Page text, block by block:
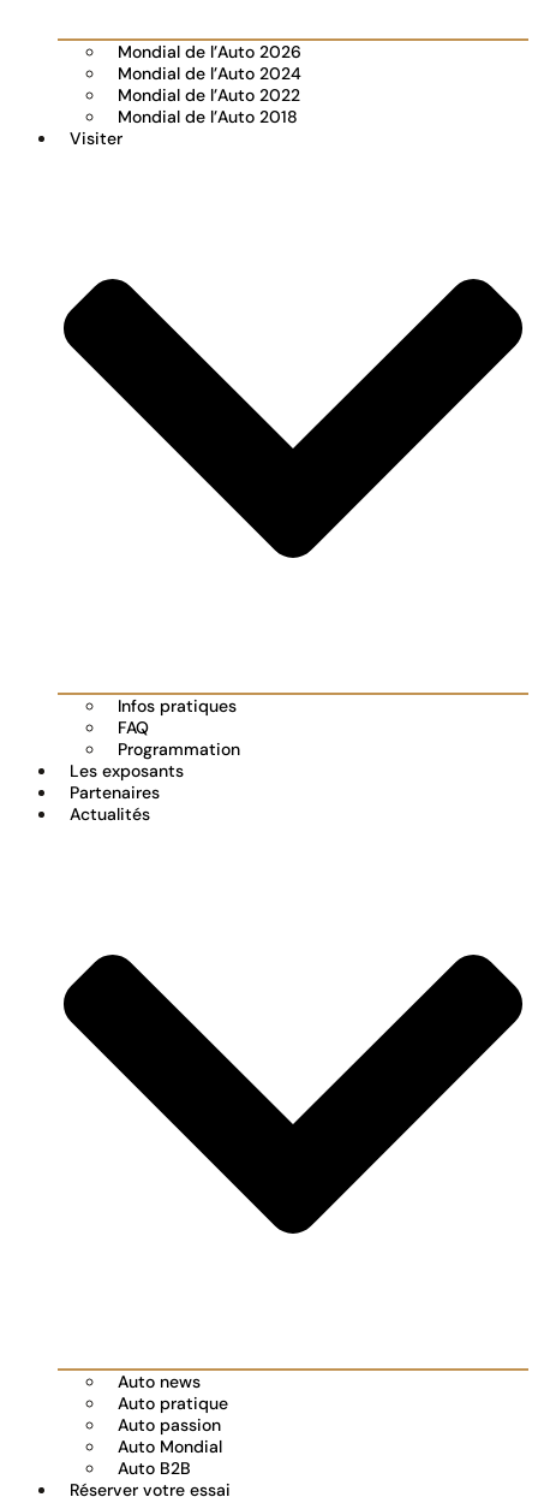
Mondial de l’Auto 2026
Mondial de l’Auto 2024
Mondial de l’Auto 2022
Mondial de l’Auto 2018
Visiter
Infos pratiques
FAQ
Programmation
Les exposants
Partenaires
Actualités
Auto news
Auto pratique
Auto passion
Auto Mondial
Auto B2B
Réserver votre essai